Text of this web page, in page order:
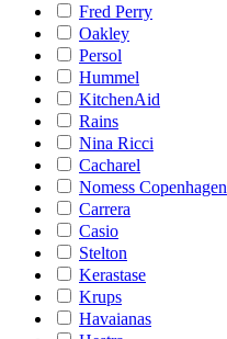
Fred Perry
Oakley
Persol
Hummel
KitchenAid
Rains
Nina Ricci
Cacharel
Nomess Copenhagen
Carrera
Casio
Stelton
Kerastase
Krups
Havaianas